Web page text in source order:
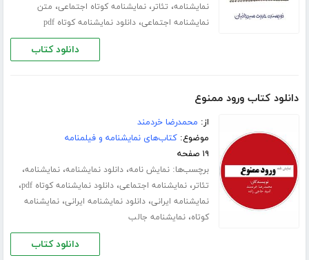
نمایشنامه، تئاتر،نمایشنامه کوتاه اجتماعی، متن
نمایشنامه اجتماعی،دانلود نمایشنامه کوتاه pdf
دانلود کتاب
دانلود کتاب ورود ممنوع
از: محمدرضا خردمند
موضوع:کتاب‌های نمایشنامه و فیلمنامه
۱۹ صفحه
برچسب‌ها:نمایش نامه،دانلود نمایشنامه،نمایشنامه،
تئاتر،نمایشنامه اجتماعی،دانلود نمایشنامه کوتاه pdf ،
نمایشنامه ایرانی،دانلود نمایشنامه ایرانی،نمایشنامه
کوتاه،نمایشنامه جالب
دانلود کتاب